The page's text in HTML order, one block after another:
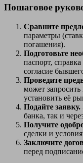
Пошаговое
Сравните
параметры
погашения).
Подготовьте
паспорт,
согласие
Проведите
может
установить её
Подайте заявку.
банка, так и
Получите
сделки и
Заключите
перед